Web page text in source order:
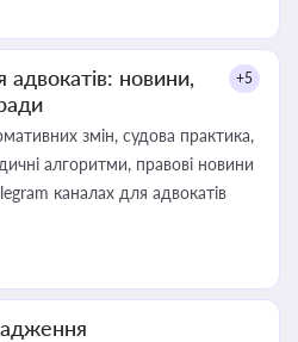
новини,
+5
змін, судова практика,
алгоритми, правові новини
каналах для адвокатів